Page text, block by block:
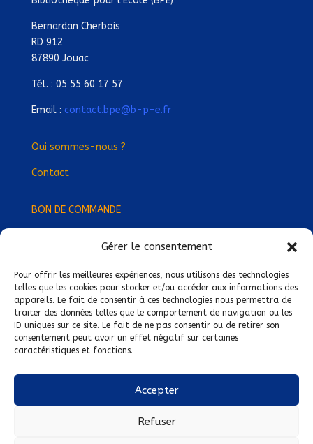
Gérer le consentement
Pour offrir les meilleures expériences, nous utilisons des technologies
telles que les cookies pour stocker et/ou accéder aux informations des
appareils. Le fait de consentir à ces technologies nous permettra de
traiter des données telles que le comportement de navigation ou les
ID uniques sur ce site. Le fait de ne pas consentir ou de retirer son
consentement peut avoir un effet négatif sur certaines
caractéristiques et fonctions.
Accepter
Refuser
Bernardan Cherbois
RD 912
87890 Jouac
Tél. : 05 55 60 17 57
Email : contact.bpe@b-p-e.fr
Qui sommes-nous ?
Contact
BON DE COMMANDE
Devenez Délégué·e Régional·e !
Trouvez-nous près de chez vous !
Mentions légales
Conditions générales de vente
Politique de confidentialité